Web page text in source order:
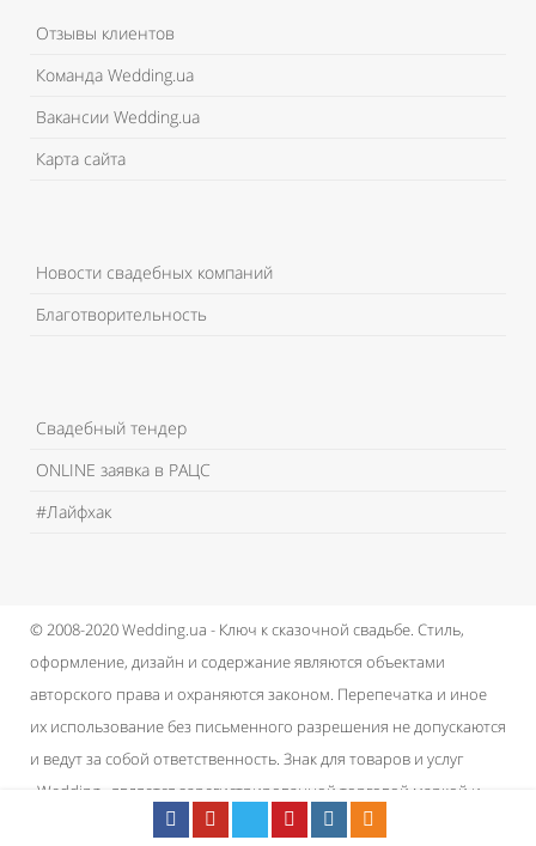
Отзывы клиентов
Команда Wedding.ua
Вакансии Wedding.ua
Карта сайта
Новости свадебных компаний
Благотворительность
Свадебный тендер
ONLINE заявка в РАЦС
#Лайфхак
© 2008-2020 Wedding.ua - Ключ к сказочной свадьбе. Стиль,
оформление, дизайн и содержание являются объектами
авторского права и охраняются законом. Перепечатка и иное
их использование без письменного разрешения не допускаются
и ведут за собой ответственность. Знак для товаров и услуг
«Wedding» является зарегистрированной торговой маркой и
принадлежит проекту.
Пользовательское соглашение